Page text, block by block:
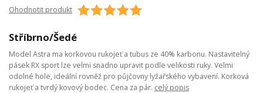
Ohodnotit produkt
Stříbrno/Šedé
Model Astra ma korkovou rukojeť a tubus ze 40% karbonu. Nastavitelný
pásek RX sport lze velmi snadno upravit podle velikosti ruky. Velmi
odolné hole, ideální rovněž pro půjčovny lyžařského vybavení. Korková
rukojeť a tvrdý kovový bodec. Cena za pár. celý popis